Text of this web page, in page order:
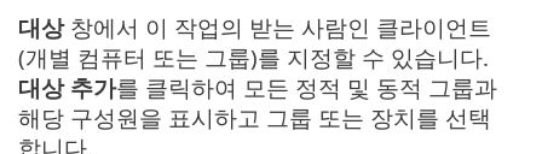
대상창에서 이 작업의 받는 사람인 클라이언트
(개별 컴퓨터 또는 그룹)를 지정할 수 있습니다.
대상 추가를 클릭하여 모든 정적 및 동적 그룹과
해당 구성원을 표시하고 그룹 또는 장치를 선택
합니다.